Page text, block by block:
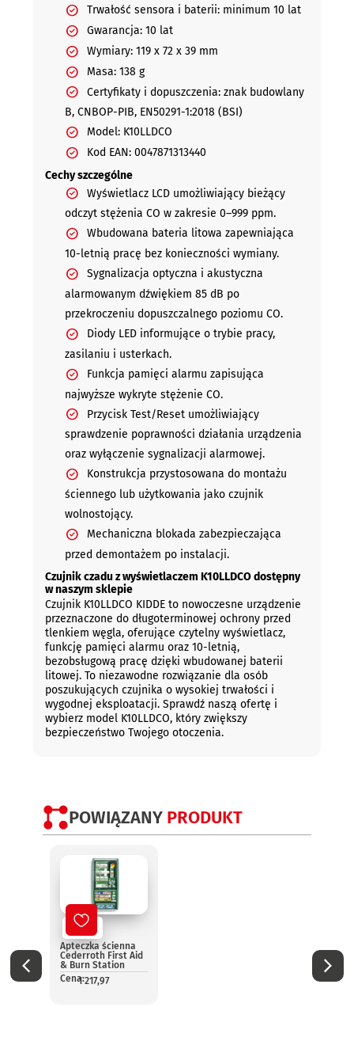
Trwałość sensora i baterii: minimum 10 lat
Gwarancja: 10 lat
Wymiary: 119 x 72 x 39 mm
Masa: 138 g
Certyfikaty i dopuszczenia: znak budowlany
B, CNBOP-PIB, EN50291-1:2018 (BSI)
Model: K10LLDCO
Kod EAN: 0047871313440
Cechy szczególne
Wyświetlacz LCD umożliwiający bieżący
odczyt stężenia CO w zakresie 0–999 ppm.
Wbudowana bateria litowa zapewniająca
10-letnią pracę bez konieczności wymiany.
Sygnalizacja optyczna i akustyczna
alarmowanym dźwiękiem 85 dB po
przekroczeniu dopuszczalnego poziomu CO.
Diody LED informujące o trybie pracy,
zasilaniu i usterkach.
Funkcja pamięci alarmu zapisująca
najwyższe wykryte stężenie CO.
Przycisk Test/Reset umożliwiający
sprawdzenie poprawności działania urządzenia
oraz wyłączenie sygnalizacji alarmowej.
Konstrukcja przystosowana do montażu
ściennego lub użytkowania jako czujnik
wolnostojący.
Mechaniczna blokada zabezpieczająca
przed demontażem po instalacji.
Czujnik czadu z wyświetlaczem K10LLDCO dostępny
w naszym sklepie
Czujnik K10LLDCO KIDDE to nowoczesne urządzenie
przeznaczone do długoterminowej ochrony przed
tlenkiem węgla, oferujące czytelny wyświetlacz,
funkcję pamięci alarmu oraz 10-letnią,
bezobsługową pracę dzięki wbudowanej baterii
litowej. To niezawodne rozwiązanie dla osób
poszukujących czujnika o wysokiej trwałości i
wygodnej eksploatacji. Sprawdź naszą ofertę i
wybierz model K10LLDCO, który zwiększy
bezpieczeństwo Twojego otoczenia.
POWIĄZANY PRODUKT
Nowy
Apteczka ścienna
Cederroth First Aid
& Burn Station
Cena:1 217,97
Cena: